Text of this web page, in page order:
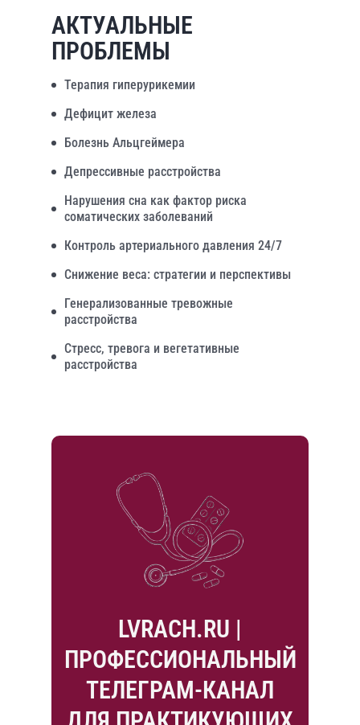
АКТУАЛЬНЫЕ
ПРОБЛЕМЫ
Терапия гиперурикемии
Дефицит железа
Болезнь Альцгеймера
Депрессивные расстройства
Нарушения сна как фактор риска
соматических заболеваний
Контроль артериального давления 24/7
Снижение веса: стратегии и перспективы
Генерализованные тревожные
расстройства
Стресс, тревога и вегетативные
расстройства
LVRACH.RU |
ПРОФЕССИОНАЛЬНЫЙ
ТЕЛЕГРАМ-КАНАЛ